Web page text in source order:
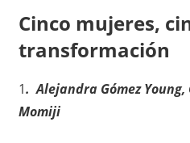
Cinco mujeres,
transformación
1. ​ Alejandra Gómez Young,
Momiji